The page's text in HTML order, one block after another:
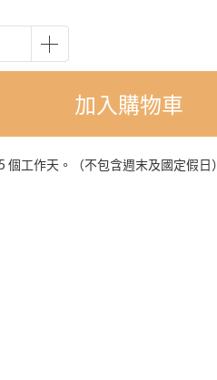
加入購物車
工作天。（不包含週末及國定假日）